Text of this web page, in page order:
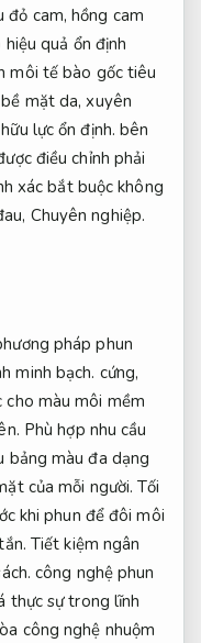
cam, hồng cam
quả ổn định
môi tế bào gốc tiêu
mặt da, xuyên
lực ổn định. bên
điều chỉnh phải
xác bắt buộc không
Chuyên nghiệp.
pháp phun
minh bạch. cứng,
màu môi mềm
Phù hợp nhu cầu
bảng màu đa dạng
của mỗi người.Tối
khi phun để đôi môi
Tiết kiệm ngân
công nghệ phun
thực sự trong lĩnh
công nghệ nhuộm